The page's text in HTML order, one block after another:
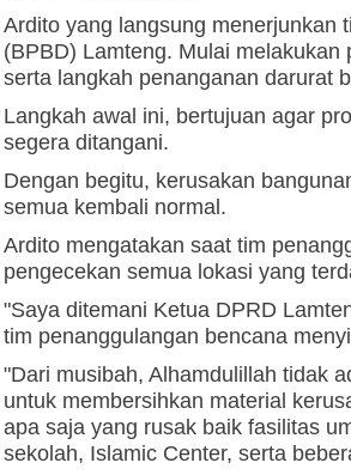
Ardito yang langsung menerjunkan
(BPBD) Lamteng. Mulai
serta langkah penanganan darurat
Langkah awal ini, bertujuan agar
segera ditangani.
Dengan begitu, kerusakan
semua kembali normal.
Ardito mengatakan saat tim
pengecekan semua lokasi yang
"Saya ditemani Ketua DPRD
tim penanggulangan bencana
"Dari musibah, Alhamdulillah tidak
untuk membersihkan material
apa saja yang rusak baik fasilitas
sekolah, Islamic Center, serta